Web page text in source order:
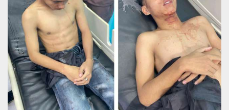
t
P
e
r
a
i
h
M
e
d
a